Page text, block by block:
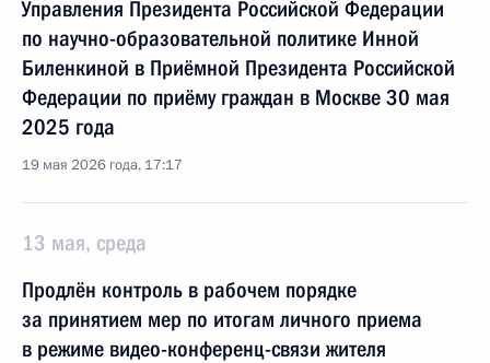
Управления Президента Российской Федерации
по научно-образовательной политике Инной
Биленкиной в Приёмной Президента Российской
Федерации по приёму граждан в Москве 30 мая
2025 года
19 мая 2026 года, 17:17
13 мая, среда
Продлён контроль в рабочем порядке
за принятием мер по итогам личного приема
в режиме видео-конференц-связи жителя